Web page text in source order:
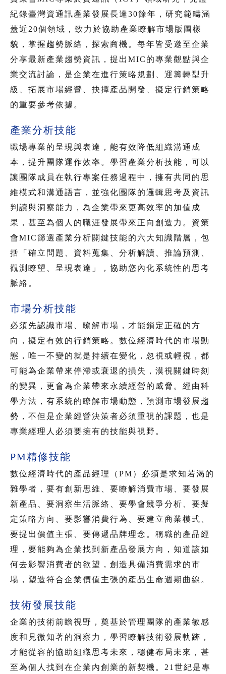
紀錄臺灣資通訊產業發展長達30餘年，研究範疇涵
蓋近20個領域，致力於協助產業瞭解市場版圖樣
貌，掌握趨勢脈絡，探索商機。每年皆受邀至企業
分享最新產業趨勢資訊，提出MIC的專業觀點與企
業交流討論，是企業在進行策略規劃、運籌轉型升
級、拓展市場經營、抉擇產品開發、擬定行銷策略
的重要參考依據。
產業分析技能
職場專業的呈現與表達，能有效降低組織溝通成
本，提升團隊運作效率。學習產業分析技能，可以
讓團隊成員在執行專案任務過程中，擁有共同的思
維模式和溝通語言，並強化團隊的邏輯思考及資訊
判讀與洞察能力，為企業帶來更高效率的加值成
果，甚至為個人的職涯發展帶來正向創造力。資策
會MIC篩選產業分析關鍵技能的六大知識階層，包
括「確立問題、資料蒐集、分析解讀、推論預測、
觀測瞭望、呈現表達」，協助您內化系統性的思考
脈絡。
市場分析技能
必須先認識市場、瞭解市場，才能鎖定正確的方
向，擬定有效的行銷策略。數位經濟時代的市場動
態，唯一不變的就是持續在變化，忽視或輕視，都
可能為企業帶來停滯或衰退的損失，漠視關鍵時刻
的變異，更會為企業帶來永續經營的威脅。經由科
學方法，有系統的瞭解市場動態，預測市場發展趨
勢，不但是企業經營決策者必須重視的課題，也是
專業經理人必須要擁有的技能與視野。
PM精修技能
數位經濟時代的產品經理（PM）必須是求知若渴的
雜學者，要有創新思維、要瞭解消費市場、要發展
新產品、要洞察生活脈絡、要學會競爭分析、要擬
定策略方向、要影響消費行為、要建立商業模式、
要提出價值主張、要傳遞品牌理念。稱職的產品經
理，要能夠為企業找到新產品發展方向，知道該如
何去影響消費者的欲望，創造具備消費需求的市
場，塑造符合企業價值主張的產品生命週期曲線。
技術發展技能
企業的技術前瞻視野，奠基於管理團隊的產業敏感
度和見微知著的洞察力，學習瞭解技術發展軌跡，
才能從容的協助組織思考未來，穩健布局未來，甚
至為個人找到在企業內創業的新契機。21世紀是專